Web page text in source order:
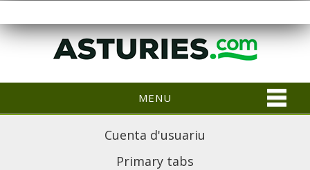
MENU
Cuenta d'usuariu
Primary tabs